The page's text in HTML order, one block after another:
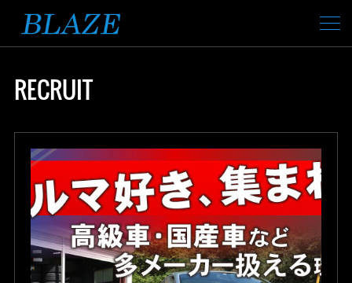
RECRUIT